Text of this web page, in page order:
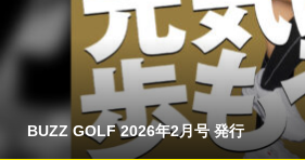
BUZZ GOLF 2026年2月号 発行